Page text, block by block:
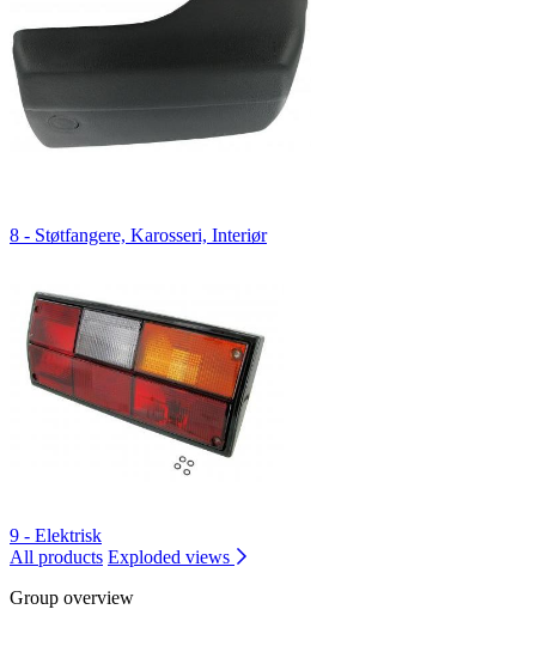
8 - Støtfangere, Karosseri, Interiør
9 - Elektrisk
All products Exploded views
Group overview